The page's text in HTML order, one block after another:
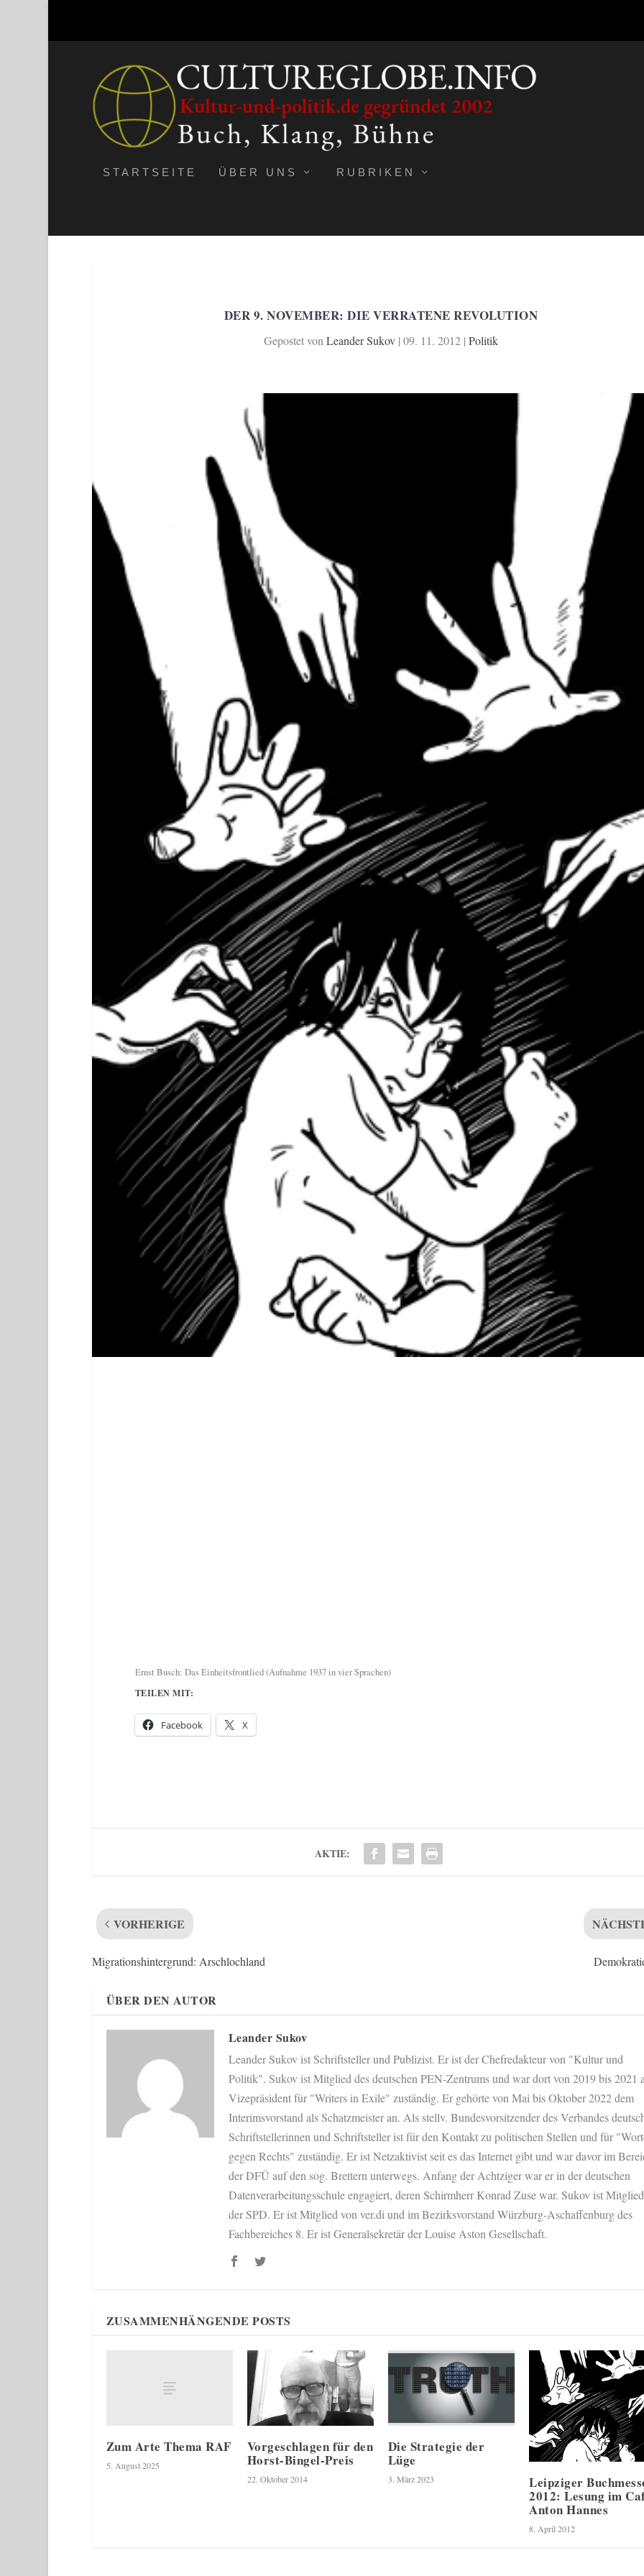
STARTSEITE ÜBER UNS RUBRIKEN
DER 9. NOVEMBER: DIE VERRATENE REVOLUTION
Gepostet von Leander Sukov| 09. 11. 2012| Politik
Ernst Busch: Das Einheitsfrontlied (Aufnahme 1937 in vier Sprachen)
TEILEN MIT:
Facebook X
AKTIE:
VORHERIGE
Migrationshintergrund: Arschlochland
ÜBER DEN AUTOR
Leander Sukov
Leander Sukov ist Schriftsteller und Publizist. Er ist der Chefredakteur von "Kultur und
Politik". Sukov ist Mitglied des deutschen PEN-Zentrums und war dort von 2019 bis 2021
Vizepräsident für "Writers in Exile" zuständig. Er gehörte von Mai bis Oktober 2022 dem
Interimsvorstand als Schatzmeister an. Als stellv. Bundesvorsitzender des Verbandes
Schriftstellerinnen und Schriftsteller ist für den Kontakt zu politischen Stellen und für
gegen Rechts" zuständig. Er ist Netzaktivist seit es das Internet gibt und war davor im
der DFÜ auf den sog. Brettern unterwegs. Anfang der Achtziger war er in der deutschen
Datenverarbeitungsschule engagiert, deren Schirmherr Konrad Zuse war. Sukov ist Mitglied
der SPD. Er ist Mitglied von ver.di und im Bezirksvorstand Würzburg-Aschaffenburg des
Fachbereiches 8. Er ist Generalsekretär der Louise Aston Gesellschaft.
ZUSAMMENHÄNGENDE POSTS
Zum Arte Thema RAF
5. August 2025
Vorgeschlagen für den
Horst-Bingel-Preis
22. Oktober 2014
Die Strategie der
Lüge
3. März 2023 Leipziger
2012: Lesung im
Anton Hannes
8. April 2012